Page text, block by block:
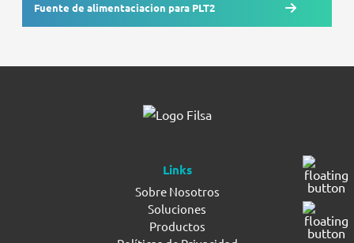
Fuente de alimentaciacion para PLT2
Links
Sobre Nosotros
Soluciones
Productos